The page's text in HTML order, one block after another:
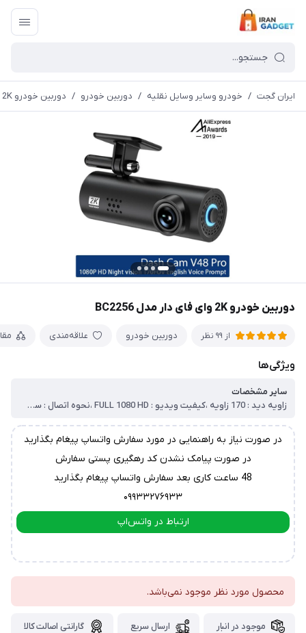
ایران گجت / خودرو وسایر وسایل نقلیه / دوربین خودرو / دوربین خودرو 2K وای فای دار مدل BC2256
دوربین خودرو 2K وای فای دار مدل BC2256
از 99 نظر دوربین خودرو علاقه‌مندی
ویژگی‌ها
سایر مشخصات
زاویه دید : 170 زاویه ،کیفیت ویدیو : FULL 1080 HD ،نحوه اتصال : سیم اتصال فندکی ،ذخیره سازی : حداکثر پشتیبانی 128 گیگابایت ،پشتیبانی از wifi : دارد ، پشتیبانی از سنسور جی (سنسور تصادف) : دارد ،سنسورتشخیص حرکت : دارد ، اپلیکیشن : دارد ،دید در شب : دارد، سنسور تصویر برداری : SONY
در صورت نیاز به راهنمایی در مورد سفارش واتساپ پیغام بگذارید
در صورت پیامک نشدن کد رهگیری پستی سفارش
48 ساعت کاری بعد سفارش واتساپ پیغام بگذارید
۰۹۹۳۳۲۷۶۹۳۳
ارتباط در واتس‌اپ
محصول مورد نظر موجود نمی‌باشد.
موجود در انبار ارسال سریع گارانتی اصالت کالا